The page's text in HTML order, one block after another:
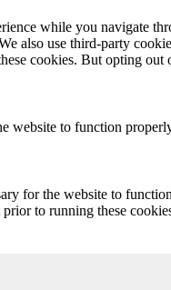
while you navigate
also use third-party
cookies. But opting
website to function
for the website to
to running these